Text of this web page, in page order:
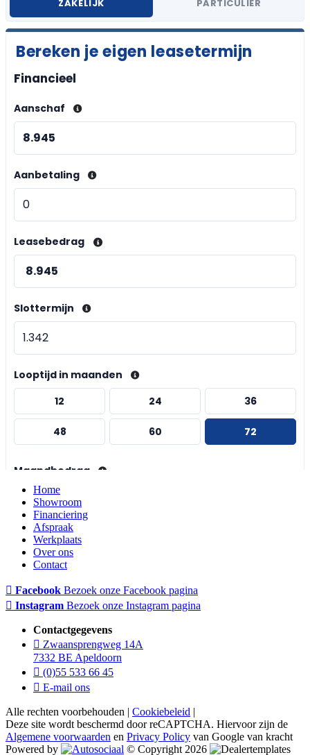
Home
Showroom
Financiering
Afspraak
Werkplaats
Over ons
Contact
Facebook Bezoek onze Facebook pagina
Instagram Bezoek onze Instagram pagina
Contactgegevens
Zwaansprengweg 14A
7332 BE Apeldoorn
(0)55 533 66 45
E-mail ons
Alle rechten voorbehouden | Cookiebeleid |
Deze site wordt beschermd door reCAPTCHA. Hiervoor zijn de
Algemene voorwaarden en Privacy Policy van Google van kracht
Powered by
© Copyright 2026